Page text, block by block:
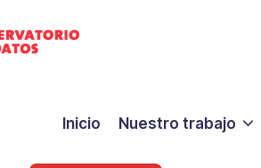
Inicio Nuestro trabajo